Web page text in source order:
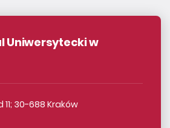
Uniwersytecki w
11; 30-688 Kraków